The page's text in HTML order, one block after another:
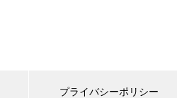
プライバシーポリシー